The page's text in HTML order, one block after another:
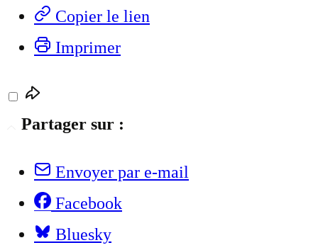
Copier le lien
Imprimer
Partager sur :
Envoyer par e-mail
Facebook
Bluesky